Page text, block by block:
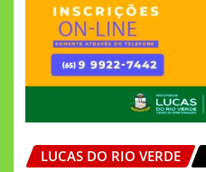
LUCAS DO RIO VERDE